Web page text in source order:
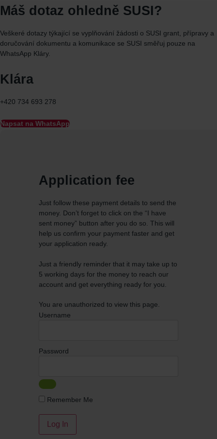
Máš dotaz ohledně SUSI?
Veškeré dotazy týkající se vyplňování žádosti o SUSI grant, přípravy a
doručování dokumentu a komunikace se SUSI směřuj pouze na
WhatsApp Kláry.
Klára
+420 734 693 278
Napsat na WhatsApp
Application fee
Just follow these payment details to send the
money. Don’t forget to click on the “I have
sent money” button after you do so. This will
help us confirm your payment faster and get
your application ready.
Just a friendly reminder that it may take up to
5 working days for the money to reach our
account and get everything ready for you.
You are unauthorized to view this page.
Username
Password
Remember Me